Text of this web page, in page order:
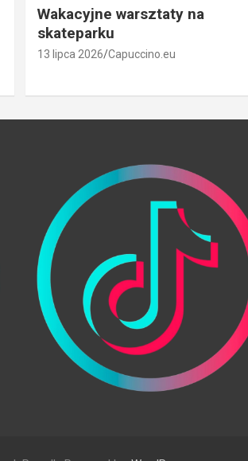
Wakacyjne warsztaty na
skateparku
13 lipca 2026 Capuccino.eu